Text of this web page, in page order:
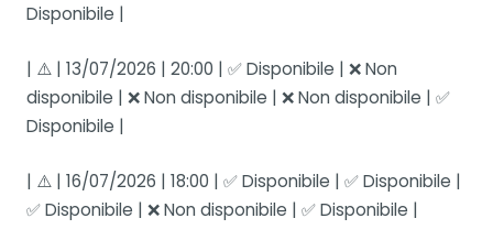
Disponibile |
| ⚠️ | 13/07/2026 | 20:00 | ✅ Disponibile | ❌ Non
disponibile | ❌ Non disponibile | ❌ Non disponibile | ✅
Disponibile |
| ⚠️ | 16/07/2026 | 18:00 | ✅ Disponibile | ✅ Disponibile |
✅ Disponibile | ❌ Non disponibile | ✅ Disponibile |